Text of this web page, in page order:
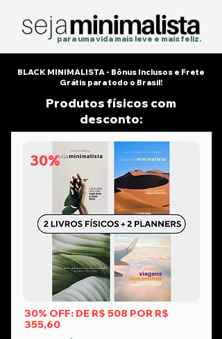
para uma vida mais leve e mais feliz.
BLACK MINIMALISTA - Bônus Inclusos e Frete
Grátis para todo o Brasil!
Produtos físicos com
desconto:
30%
30% OFF: DE R$ 508 POR R$
355,60